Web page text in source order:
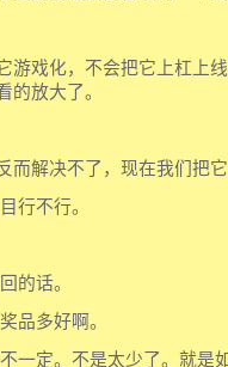
戏化，不会把它上杠上线
的放大了。
解决不了，现在我们把
不行。
的话。
多好啊。
定。不是太少了。就是